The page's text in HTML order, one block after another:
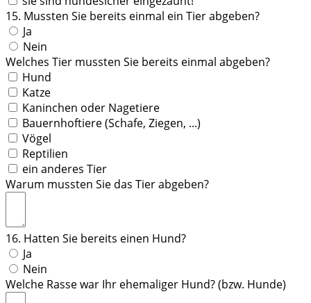
15. Mussten Sie bereits einmal ein Tier abgeben?
Ja
Nein
Welches Tier mussten Sie bereits einmal abgeben?
Hund
Katze
Kaninchen oder Nagetiere
Bauernhoftiere (Schafe, Ziegen, ...)
Vögel
Reptilien
ein anderes Tier
Warum mussten Sie das Tier abgeben?
16. Hatten Sie bereits einen Hund?
Ja
Nein
Welche Rasse war Ihr ehemaliger Hund? (bzw. Hunde)